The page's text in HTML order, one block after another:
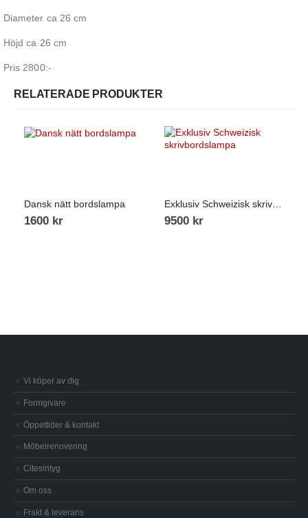
Diameter ca 26 cm
Höjd ca 26 cm
Pris 2800:-
RELATERADE PRODUKTER
Dansk nätt bordslampa
1600 kr 9500 kr
Vi köper av dig
Formgivare
Öppettider & kontakt
Möbelrenovering
Citesintyg
Om oss
Frakt & leverans